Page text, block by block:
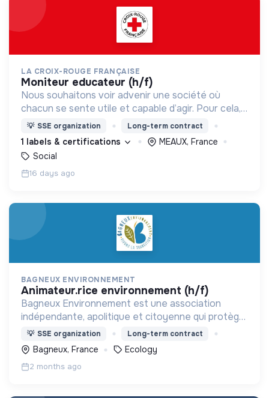
LA CROIX-ROUGE FRANÇAISE
moniteur educateur (h/f)
Nous souhaitons voir advenir une société où
chacun se sente utile et capable d’agir. Pour cela,
nous proposons des moyens et des lieux
d’engagement innovants et adaptés à tous.
💡 SSE organization Long-term contract
1 labels & certifications
MEAUX, France
Social
16 days ago
BAGNEUX ENVIRONNEMENT
animateur.rice environnement (h/f)
Bagneux Environnement est une association
indépendante, apolitique et citoyenne qui protège
l’environnement à l’échelle locale en proposant
des solutions pratiques.
💡 SSE organization Long-term contract
Bagneux, France Ecology
2 months ago